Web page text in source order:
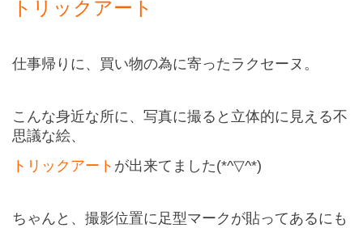
トリックアート
仕事帰りに、買い物の為に寄ったラクセーヌ。
こんな身近な所に、写真に撮ると立体的に見える不
思議な絵、
トリックアート が出来てました(*^▽^*)
ちゃんと、撮影位置に足型マークが貼ってあるにも